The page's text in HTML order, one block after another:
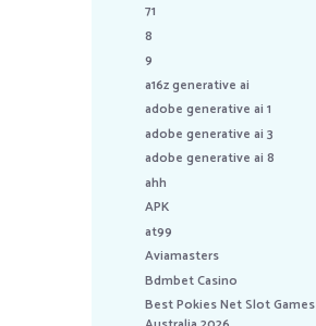
71
8
9
a16z generative ai
adobe generative ai 1
adobe generative ai 3
adobe generative ai 8
ahh
APK
at99
Aviamasters
Bdmbet Casino
Best Pokies Net Slot Games